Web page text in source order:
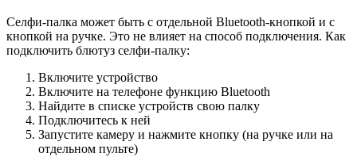
Селфи-палка может быть с отдельной Bluetooth-кнопкой и с
кнопкой на ручке. Это не влияет на способ подключения. Как
подключить блютуз селфи-палку:
Включите устройство
Включите на телефоне функцию Bluetooth
Найдите в списке устройств свою палку
Подключитесь к ней
Запустите камеру и нажмите кнопку (на ручке или на
отдельном пульте)